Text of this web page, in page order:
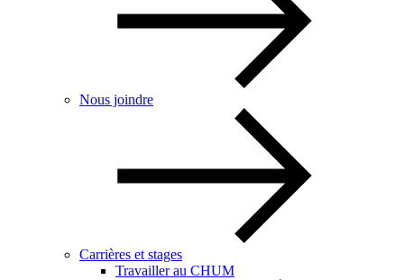
Nous joindre
Carrières et stages
Travailler au CHUM